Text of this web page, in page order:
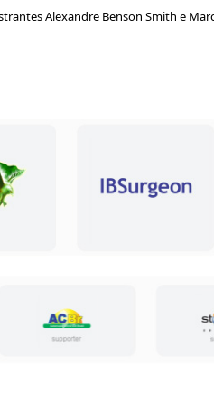
Alexandre Benson Smith e